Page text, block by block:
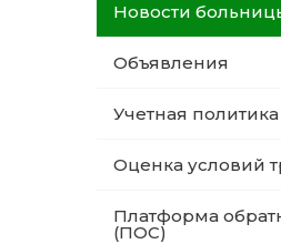
Новости
Объявления
Учетная политика
Оценка условий
Платформа
(ПОС)